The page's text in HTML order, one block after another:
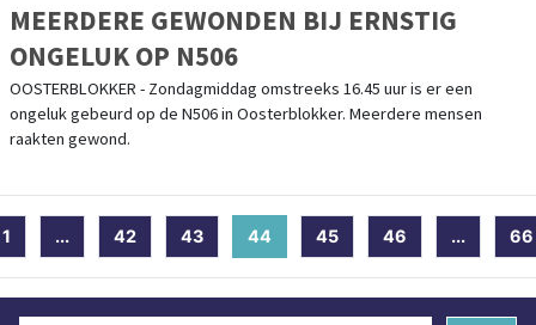
MEERDERE GEWONDEN BIJ ERNSTIG
ONGELUK OP N506
OOSTERBLOKKER - Zondagmiddag omstreeks 16.45 uur is er een
ongeluk gebeurd op de N506 in Oosterblokker. Meerdere mensen
raakten gewond.
1 ... 42 43 44 (current)
45 46 ... 66